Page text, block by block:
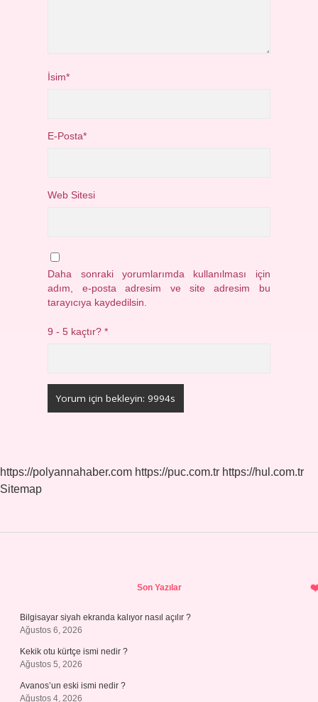
İsim*
E-Posta*
Web Sitesi
Daha sonraki yorumlarımda kullanılması için
adım, e-posta adresim ve site adresim bu
tarayıcıya kaydedilsin.
9 - 5 kaçtır?*
https://polyannahaber.com https://puc.com.tr https://hul.com.tr
Sitemap
Son Yazılar
Bilgisayar siyah ekranda kalıyor nasıl açılır ?
Ağustos 6, 2026
Kekik otu kürtçe ismi nedir ?
Ağustos 5, 2026
Avanos’un eski ismi nedir ?
Ağustos 4, 2026